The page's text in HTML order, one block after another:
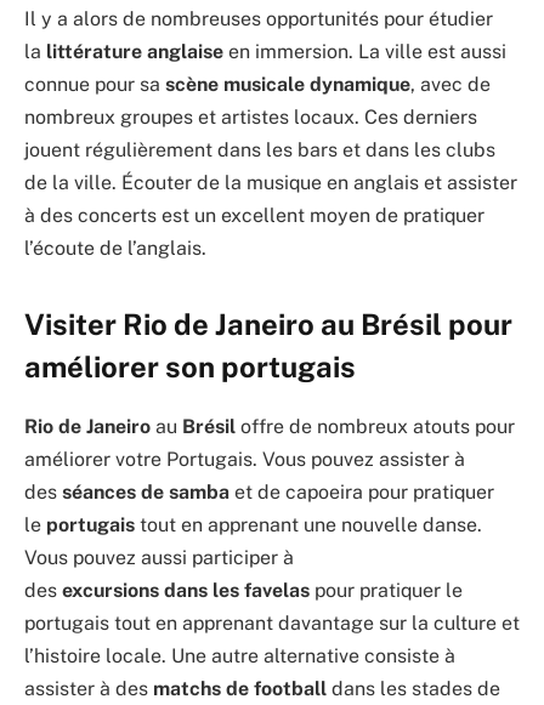
Il y a alors de nombreuses opportunités pour étudier
la littérature anglaise en immersion. La ville est aussi
connue pour sa scène musicale dynamique, avec de
nombreux groupes et artistes locaux. Ces derniers
jouent régulièrement dans les bars et dans les clubs
de la ville. Écouter de la musique en anglais et assister
à des concerts est un excellent moyen de pratiquer
l’écoute de l’anglais.
Visiter Rio de Janeiro au Brésil pour
améliorer son portugais
Rio de Janeiro au Brésil offre de nombreux atouts pour
améliorer votre Portugais. Vous pouvez assister à
des séances de samba et de capoeira pour pratiquer
le portugais tout en apprenant une nouvelle danse.
Vous pouvez aussi participer à
des excursions dans les favelas pour pratiquer le
portugais tout en apprenant davantage sur la culture et
l’histoire locale. Une autre alternative consiste à
assister à des matchs de football dans les stades de